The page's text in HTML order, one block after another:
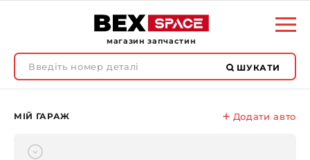
магазин запчастин
ШУКАТИ
МІЙ ГАРАЖ Додати авто